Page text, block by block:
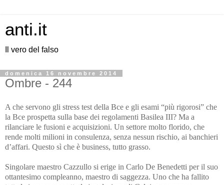
anti.it
Il vero del falso
domenica 16 novembre 2014
Ombre - 244
A che servono gli stress test della Bce e gli esami “più rigorosi” che
la Bce prospetta sulla base dei regolamenti Basilea III? Ma a
rilanciare le fusioni e acquisizioni. Un settore molto florido, che
rende molti milioni in consulenza, senza nessun rischio, ai banchieri
d’affari. Questo sì che è business, tutto grasso.
Singolare maestro Cazzullo si erige in Carlo De Benedetti per il suo
ottantesimo compleanno, maestro di saggezza. Uno che ha fallito